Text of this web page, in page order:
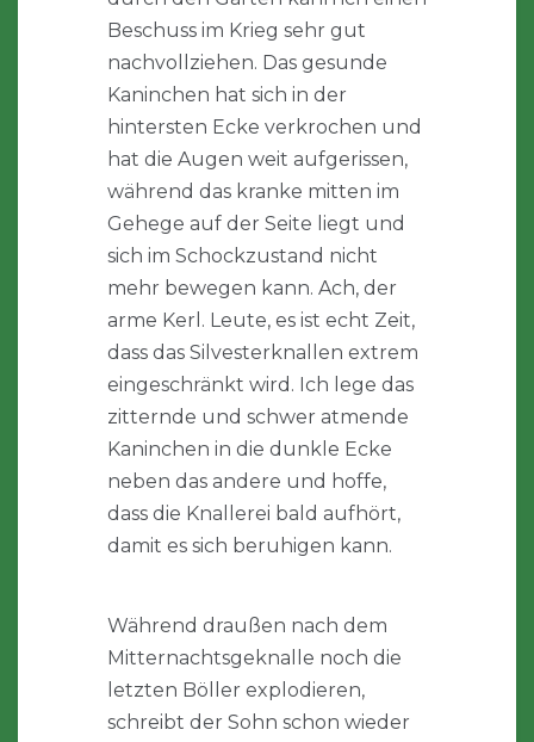
Beschuss im Krieg sehr gut
nachvollziehen. Das gesunde
Kaninchen hat sich in der
hintersten Ecke verkrochen und
hat die Augen weit aufgerissen,
während das kranke mitten im
Gehege auf der Seite liegt und
sich im Schockzustand nicht
mehr bewegen kann. Ach, der
arme Kerl. Leute, es ist echt Zeit,
dass das Silvesterknallen extrem
eingeschränkt wird. Ich lege das
zitternde und schwer atmende
Kaninchen in die dunkle Ecke
neben das andere und hoffe,
dass die Knallerei bald aufhört,
damit es sich beruhigen kann.
Während draußen nach dem
Mitternachtsgeknalle noch die
letzten Böller explodieren,
schreibt der Sohn schon wieder